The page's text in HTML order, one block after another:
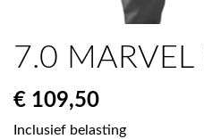
7.0
€ 109,50
Inclusief belasting